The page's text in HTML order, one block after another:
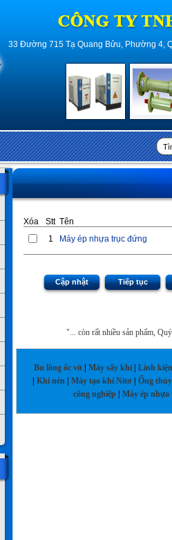
33 Đường 715 Tạ Quang Bửu, Phường 4,
Xóa Stt Tên
1
Máy ép nhựa trục đứng
Cập nhật Tiếp tục
"... còn rất nhiều sản phẩm,
Bu lông ốc vít| Máy sấy khí| Linh
Khí nén Máy tạo khí Nitơ
Ống
công nghiệp| Máy ép nhựa